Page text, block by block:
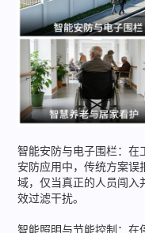
智能安防与电子围栏：
安防应用中，传统方案
域，仅当真正的人员闯
效过滤干扰。
智能照明与节能控制：